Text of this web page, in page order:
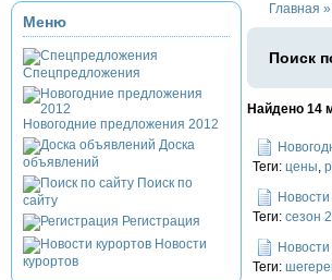
Меню
Спецпредложения
Новогодние предложения 2012
Доска
объявлений
Поиск по
сайту
Регистрация
Новости
курортов
Главная »
Поиск
Найдено 14
Теги: цены,
Теги: сезон
Теги: